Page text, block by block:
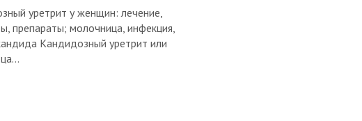
уретрит у женщин: лечение,
препараты; молочница, инфекция,
Кандидозный уретрит или